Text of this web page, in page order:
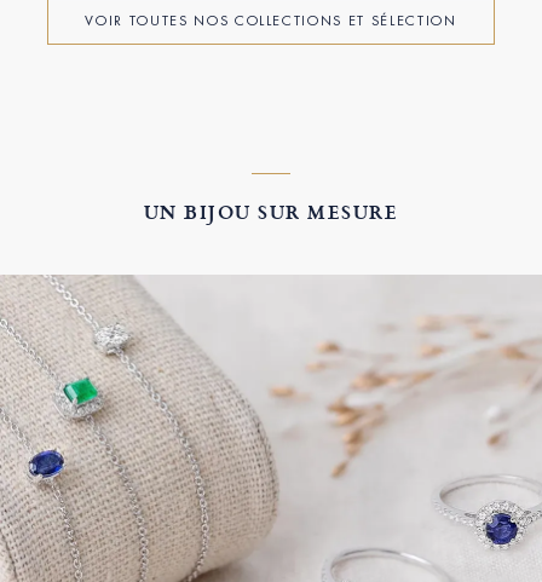
VOIR TOUTES NOS COLLECTIONS ET SÉLECTION
UN BIJOU SUR MESURE